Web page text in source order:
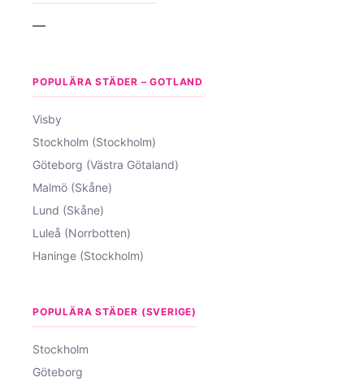
—
POPULÄRA STÄDER – GOTLAND
Visby
Stockholm (Stockholm)
Göteborg (Västra Götaland)
Malmö (Skåne)
Lund (Skåne)
Luleå (Norrbotten)
Haninge (Stockholm)
POPULÄRA STÄDER (SVERIGE)
Stockholm
Göteborg